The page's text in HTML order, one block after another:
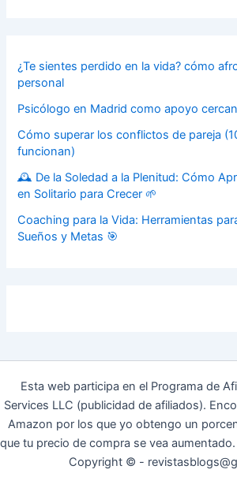
¿Te sientes perdido en la vida? cómo
personal
Psicólogo en Madrid como apoyo
Cómo superar los conflictos de pareja
funcionan)
🕰️ De la Soledad a la Plenitud: Cómo
en Solitario para Crecer 🌱
Coaching para la Vida: Herramientas
Sueños y Metas 🎯
Esta web participa en el Programa de
Services LLC (publicidad de afiliados).
Amazon por los que yo obtengo un
que tu precio de compra se vea
Copyright © -